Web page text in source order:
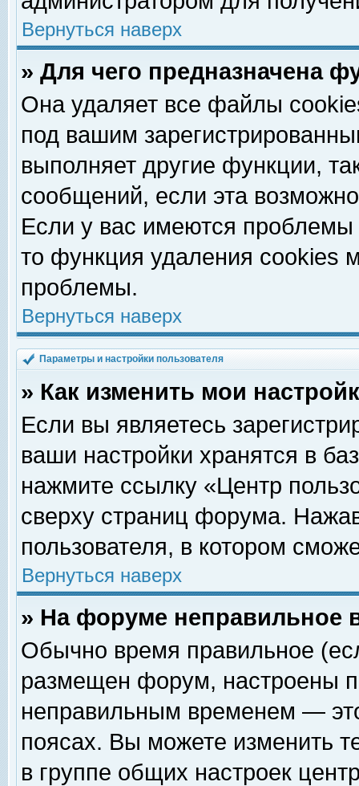
Вернуться наверх
» Для чего предназначена
Она удаляет все файлы
под вашим
выполняет другие функции,
сообщений, если эта
Если у вас имеются
то функция удаления cookies
проблемы.
Вернуться наверх
Параметры и настройки пользователя
» Как изменить мои
Если вы являетесь
ваши настройки хранятся в
нажмите ссылку «Центр
сверху страниц форума.
пользователя, в котором
Вернуться наверх
» На форуме неправильное
Обычно время правильное
размещен форум, настроены
неправильным временем —
поясах. Вы можете изменить
в группе общих настроек